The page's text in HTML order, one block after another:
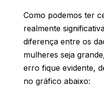
Como podemos ter
realmente
diferença entre os
mulheres seja
erro fique evidente,
no gráfico abaixo: